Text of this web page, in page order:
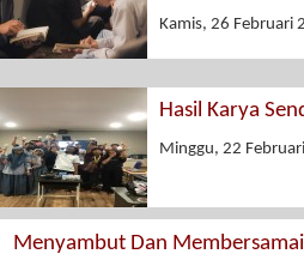
Kamis, 26 Februari
Hasil Karya
Minggu, 22
Menyambut Dan Membersamai